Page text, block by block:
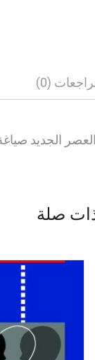
(0)
الجديد
صلة